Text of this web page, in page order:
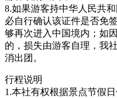
8.如果游客持中华人民共
必自行确认该证件是否免
够再次进入中国境内；如
的，损失由游客自理，我
消出团。
行程说明
1.本社有权根据景点节假